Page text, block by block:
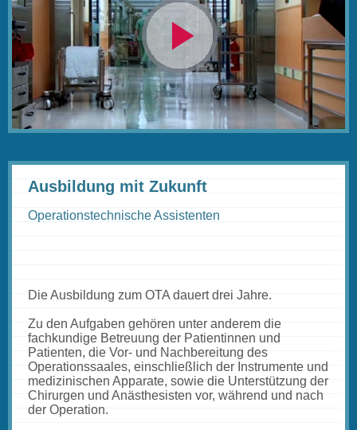
Video
abspielen
Ausbildung mit Zukunft
Operationstechnische Assistenten
Die Ausbildung zum OTA dauert drei Jahre.
Zu den Aufgaben gehören unter anderem die
fachkundige Betreuung der Patientinnen und
Patienten, die Vor- und Nachbereitung des
Operationssaales, einschließlich der Instrumente und
medizinischen Apparate, sowie die Unterstützung der
Chirurgen und Anästhesisten vor, während und nach
der Operation.